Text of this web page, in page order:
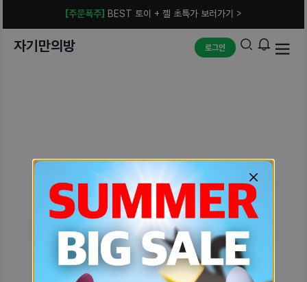
[주문폭주] BEST 토이 + 젤 초특가 보러가기 >
자기만의방 로그인
예상치 못한 에러입니다.